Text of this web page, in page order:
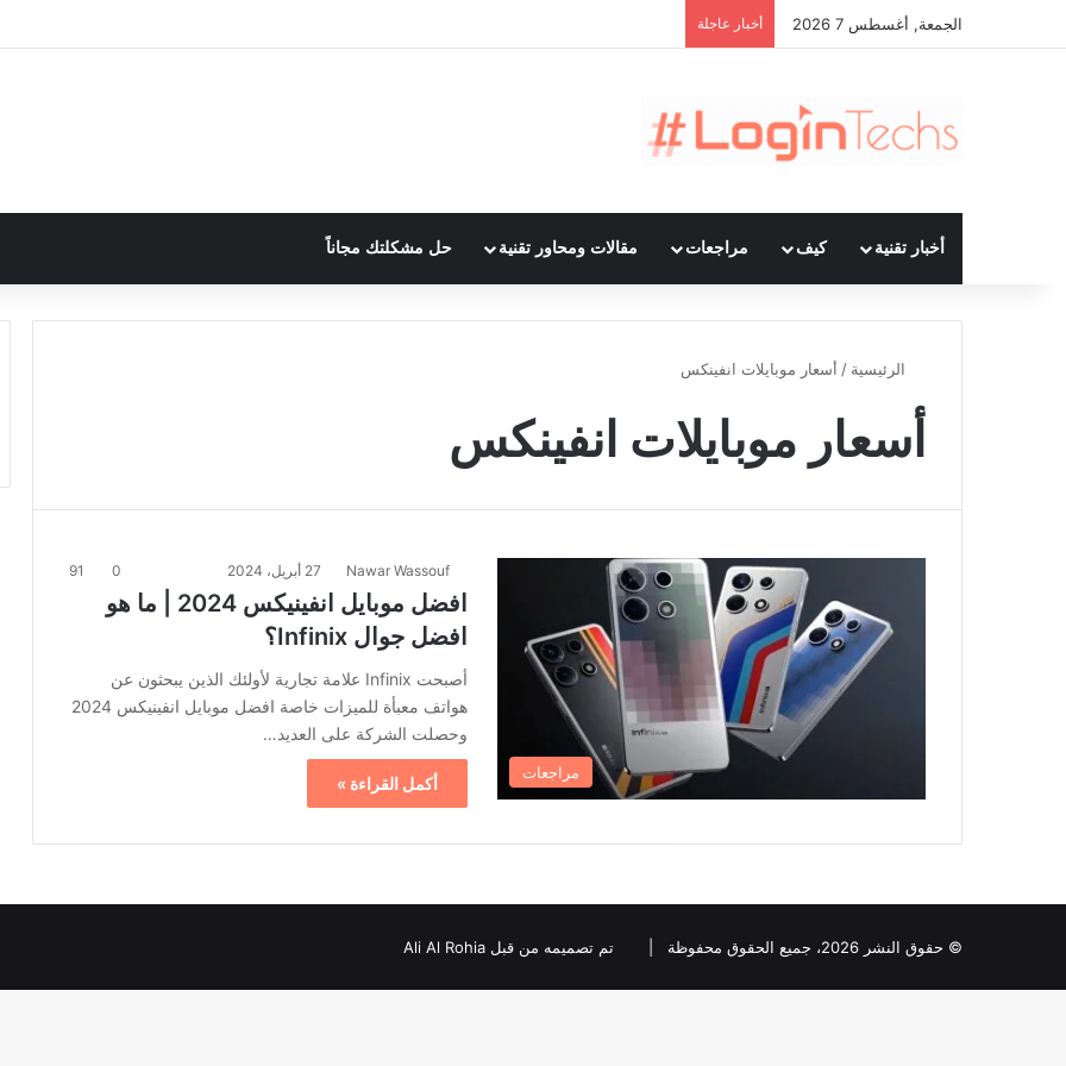
الجمعة, أغسطس 7 2026 أخبار عاجلة
أخبار تقنية كيف مراجعات مقالات ومحاور تقنية حل مشكلتك مجاناً
الرئيسية / أسعار موبايلات انفينكس
أسعار موبايلات انفينكس
مراجعات
Nawar Wassouf 27 أبريل، 2024 0
91
افضل موبايل انفينيكس 2024 | ما هو
افضل جوال Infinix؟
أصبحت Infinix علامة تجارية لأولئك الذين يبحثون عن
هواتف معبأة للميزات خاصة افضل موبايل انفينيكس 2024
وحصلت الشركة على العديد…
أكمل القراءة »
© حقوق النشر 2026، جميع الحقوق محفوظة | تم تصميمه من قبل Ali Al Rohia